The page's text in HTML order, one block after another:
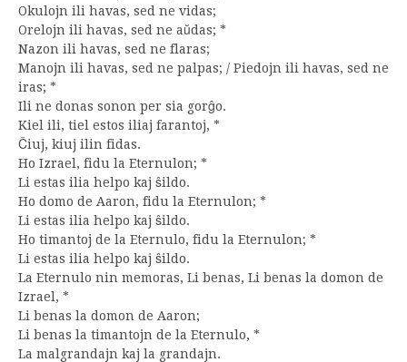
Okulojn ili havas, sed ne vidas;
Orelojn ili havas, sed ne aŭdas; *
Nazon ili havas, sed ne flaras;
Manojn ili havas, sed ne palpas; / Piedojn ili havas, sed ne
iras; *
Ili ne donas sonon per sia gorĝo.
Kiel ili, tiel estos iliaj farantoj, *
Ĉiuj, kiuj ilin fidas.
Ho Izrael, fidu la Eternulon; *
Li estas ilia helpo kaj ŝildo.
Ho domo de Aaron, fidu la Eternulon; *
Li estas ilia helpo kaj ŝildo.
Ho timantoj de la Eternulo, fidu la Eternulon; *
Li estas ilia helpo kaj ŝildo.
La Eternulo nin memoras, Li benas, Li benas la domon de
Izrael, *
Li benas la domon de Aaron;
Li benas la timantojn de la Eternulo, *
La malgrandajn kaj la grandajn.